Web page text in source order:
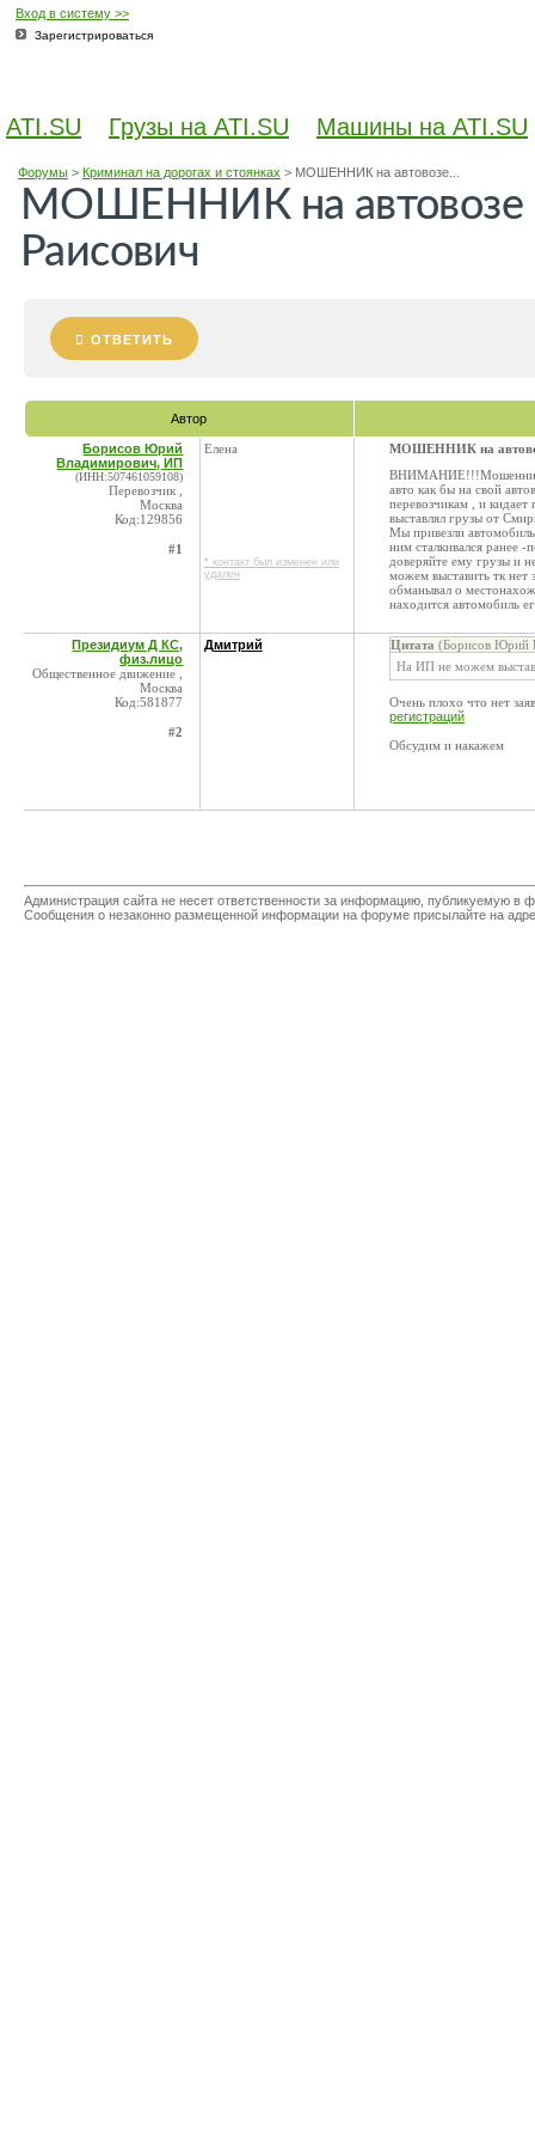
Вход в систему >>
Зарегистрироваться
ATI.SU Грузы на ATI.SU Машины на ATI.SU
Форумы> Криминал на дорогах и стоянках > МОШЕННИК на автовозе...
МОШЕННИК на автовозе
Раисович
ОТВЕТИТЬ
Автор
Борисов Юрий
Владимирович, ИП
(ИНН:507461059108)
Перевозчик ,
Москва
Код:129856
#1
Елена
* контакт был изменен или
удален
МОШЕННИК на
ВНИМАНИЕ!!!Мошенник
авто как бы на свой
перевозчикам , и
выставлял грузы от
Мы привезли автомобиль
ним сталкивался ранее
доверяйте ему грузы и
можем выставить тк нет
обманывал о
находится автомобиль
Президиум Д КС,
физ.лицо
Общественное движение ,
Москва
Код:581877
#2
Дмитрий Цитата (Борисов Юрий
На ИП не можем
Очень плохо что нет
регистраций
Обсудим и накажем
Администрация сайта не несет ответственности за информацию, публикуемую
Сообщения о незаконно размещенной информации на форуме присылайте на